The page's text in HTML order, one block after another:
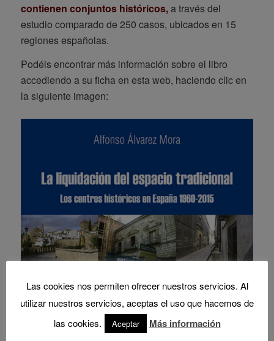
contienen conjuntos históricos,a través del
estudio comparado de 250 casos, ubicados en 15
regiones españolas.
Podéis encontrar más información sobre el libro
accediendo a su ficha en esta web, haciendo clic en
la siguiente imagen:
Las cookies nos permiten ofrecer nuestros servicios. Al
utilizar nuestros servicios, aceptas el uso que hacemos de
las cookies.
Aceptar Más información